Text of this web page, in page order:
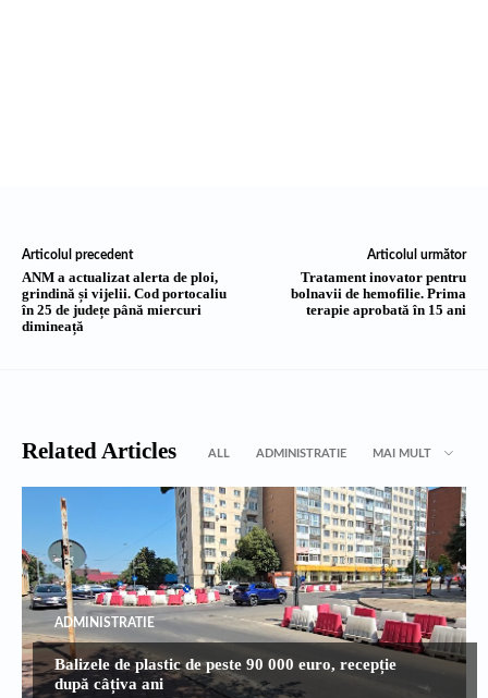
Articolul precedent
ANM a actualizat alerta de ploi,
grindină și vijelii. Cod portocaliu
în 25 de județe până miercuri
dimineață
Articolul următor
Tratament inovator pentru
bolnavii de hemofilie. Prima
terapie aprobată în 15 ani
Related Articles ALL ADMINISTRATIE MAI MULT
ADMINISTRATIE
Balizele de plastic de peste 90 000 euro, recepție
după câțiva ani